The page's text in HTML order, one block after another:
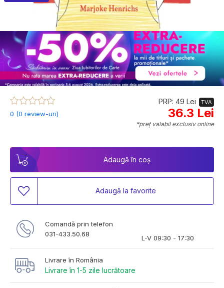
0 (0 review-uri)
PRP: 49 Lei TVA
36.3 Lei
*preț valabil exclusiv online
Adaugă în coș
Adaugă la favorite
Comandă prin telefon
031-433.50.68
L-V 09:30 - 17:30
Livrare în România
Livrare în 1-5 zile lucrătoare